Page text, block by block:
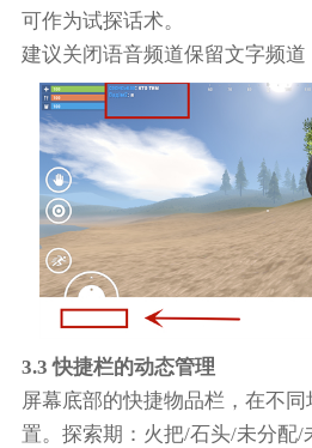
可作为试探话术。
建议关闭语音频道保留文字频道
3.3 快捷栏的动态管理
屏幕底部的快捷物品栏，在不
置。探索期：火把/石头/未分配/